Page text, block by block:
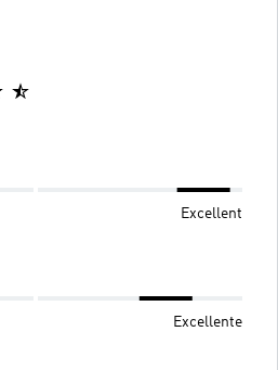
Excellent
Excellente